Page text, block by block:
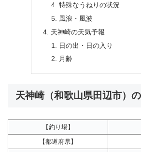
特殊なうねりの状況
風浪・風波
天神崎の天気予報
日の出・日の入り
月齢
天神崎（和歌山県田辺市）
【釣り場】
【都道府県】